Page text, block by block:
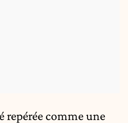
repérée comme une